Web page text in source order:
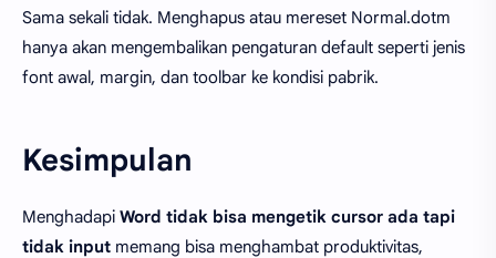
Sama sekali tidak. Menghapus atau mereset Normal.dotm
hanya akan mengembalikan pengaturan default seperti jenis
font awal, margin, dan toolbar ke kondisi pabrik.
Kesimpulan
Menghadapi Word tidak bisa mengetik cursor ada tapi
tidak input memang bisa menghambat produktivitas,